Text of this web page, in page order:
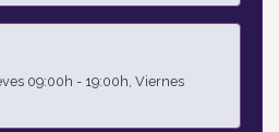
09:00h - 19:00h, Viernes